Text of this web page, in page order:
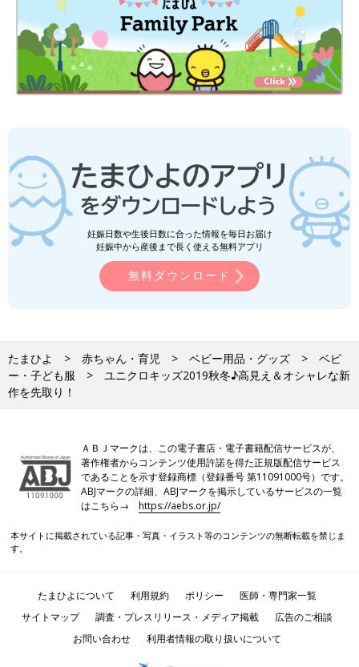
妊娠日数や生後日数に合った情報を毎日お届け
妊娠中から産後まで長く使える無料アプリ
無料ダウンロード
たまひよ 赤ちゃん・育児 ベビー用品・グッズ
ベビ
ー・子ども服
ユニクロキッズ2019秋冬♪高見え＆オシャレな新
作を先取り！
ＡＢＪマークは、この電子書店・電子書籍配信サービスが、
著作権者からコンテンツ使用許諾を得た正規版配信サービス
であることを示す登録商標（登録番号 第11091000号）です。
ABJマークの詳細、ABJマークを掲示しているサービスの一覧
はこちら→https://aebs.or.jp/
本サイトに掲載されている記事・写真・イラスト等のコンテンツの無断転載を禁じま
す。
たまひよについて 利用規約 ポリシー
医師・専門家一覧
サイトマップ
調査・プレスリリース・メディア掲載
広告のご相談
お問い合わせ
利用者情報の取り扱いについて